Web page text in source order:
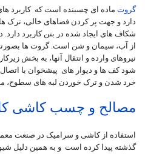
گروت ماده ای چسبنده است که کاربرد
دارد و جهت پر کردن فضاهای خالی، ترک
شکاف های ایجاد شده در بتن کاربرد
از آب، سیمان و شن است. گروت ها
نیروهای وارده و انتقال آنها، به بخش
شود کف ها و دیوار های پیشخوان با
خرد شدن و ترک خوردن لبه های سطوح،
مصالح و چسب کاشی
استفاده از کاشی و سرامیک در صنعت
گذشته پیدا کرده است و به همین دلیل